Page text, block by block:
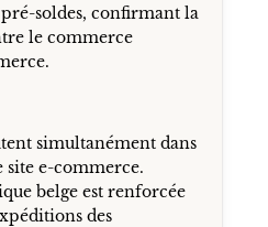
soldes, confirmant la
le commerce
simultanément dans
site e-commerce.
belge est renforcée
des